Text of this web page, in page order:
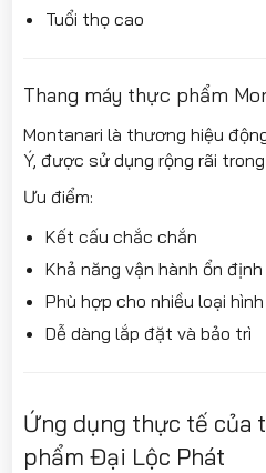
Tuổi thọ cao
Thang máy thực phẩm
Montanari là thương hiệu
Ý, được sử dụng rộng rãi
Ưu điểm:
Kết cấu chắc chắn
Khả năng vận hành ổn định
Phù hợp cho nhiều loại
Dễ dàng lắp đặt và bảo trì
Ứng dụng thực tế của
phẩm Đại Lộc Phát